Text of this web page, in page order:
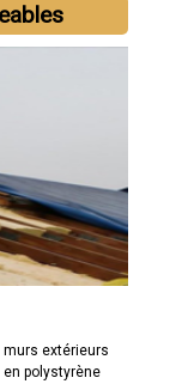
murs extérieurs
en polystyrène